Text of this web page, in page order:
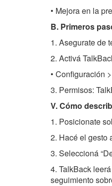
• Mejora en la
B. Primeros
1. Asegurate de
2. Activá
• Configuración
3. Permisos:
V. Cómo
1. Posicionate
2. Hacé el gesto
3. Seleccioná
4. TalkBack
seguimiento